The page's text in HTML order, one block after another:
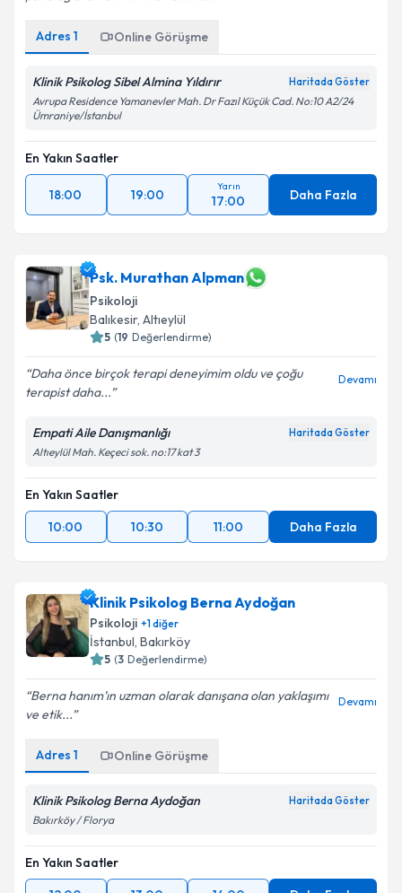
Adres 1 Online Görüşme
Klinik Psikolog Sibel Almina Yıldırır Haritada Göster
Avrupa Residence Yamanevler Mah. Dr Fazıl Küçük Cad. No:10 A2/24
Ümraniye/İstanbul
En Yakın Saatler
18:00 19:00
Yarın
17:00 Daha Fazla
Psk. Murathan Alpman
Psikoloji
Balıkesir, Altıeylül
5 (19 Değerlendirme)
Daha önce birçok terapi deneyimim oldu ve çoğu
terapist daha...
Devamı
Empati Aile Danışmanlığı Haritada Göster
Altıeylül Mah. Keçeci sok. no:17 kat 3
En Yakın Saatler
10:00
10:30 11:00 Daha Fazla
Klinik Psikolog Berna Aydoğan
Psikoloji +1diğer
İstanbul, Bakırköy
5 (3 Değerlendirme)
Berna hanım’ın uzman olarak danışana olan yaklaşımı
ve etik...
Devamı
Adres 1 Online Görüşme
Klinik Psikolog Berna Aydoğan Haritada Göster
Bakırköy / Florya
En Yakın Saatler